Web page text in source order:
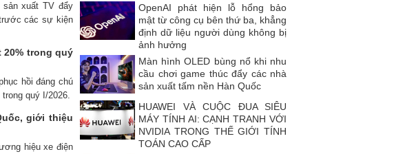
sản xuất TV đẩy
các sự kiện
trong quý
hồi đáng chú
quý I/2026.
giới thiệu
hiệu xe điện
OpenAI phát hiện lỗ hổng bảo
mật từ công cụ bên thứ ba, khẳng
định dữ liệu người dùng không bị
ảnh hưởng
Màn hình OLED bùng nổ khi nhu
cầu chơi game thúc đẩy các nhà
sản xuất tấm nền Hàn Quốc
HUAWEI VÀ CUỘC ĐUA SIÊU
MÁY TÍNH AI: CẠNH TRANH VỚI
NVIDIA TRONG THẾ GIỚI TÍNH
TOÁN CAO CẤP